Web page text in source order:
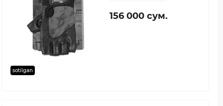
sotilgan
156 000 сум.